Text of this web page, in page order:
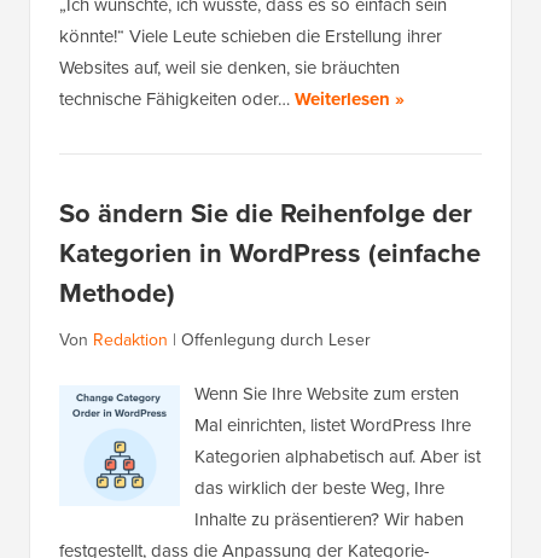
könnte!“ Viele Leute schieben die Erstellung ihrer
Websites auf, weil sie denken, sie bräuchten
technische Fähigkeiten oder…Weiterlesen »
So ändern Sie die Reihenfolge der
Kategorien in WordPress (einfache
Methode)
Von Redaktion | Offenlegung durch Leser
Wenn Sie Ihre Website zum ersten
Mal einrichten, listet WordPress Ihre
Kategorien alphabetisch auf. Aber ist
das wirklich der beste Weg, Ihre
Inhalte zu präsentieren? Wir haben
festgestellt, dass die Anpassung der Kategorie-